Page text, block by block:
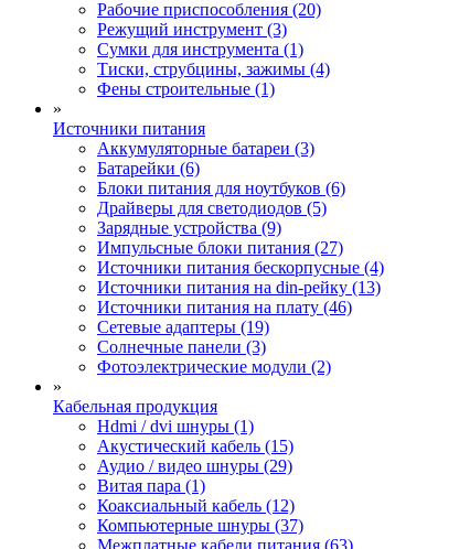
Рабочие приспособления (20)
Режущий инструмент (3)
Сумки для инструмента (1)
Тиски, струбцины, зажимы (4)
Фены строительные (1)
»
Источники питания
Аккумуляторные батареи (3)
Батарейки (6)
Блоки питания для ноутбуков (6)
Драйверы для светодиодов (5)
Зарядные устройства (9)
Импульсные блоки питания (27)
Источники питания бескорпусные (4)
Источники питания на din-рейку (13)
Источники питания на плату (46)
Сетевые адаптеры (19)
Солнечные панели (3)
Фотоэлектрические модули (2)
»
Кабельная продукция
Hdmi / dvi шнуры (1)
Акустический кабель (15)
Аудио / видео шнуры (29)
Витая пара (1)
Коаксиальный кабель (12)
Компьютерные шнуры (37)
Межплатные кабели питания (63)